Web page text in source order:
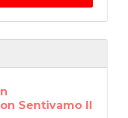
Sentivamo Il